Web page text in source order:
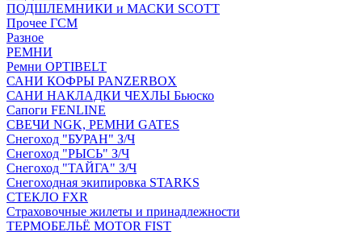
ПОДШЛЕМНИКИ и МАСКИ SCOTT
Прочее ГСМ
Разное
РЕМНИ
Ремни OPTIBELT
САНИ КОФРЫ PANZERBOX
САНИ НАКЛАДКИ ЧЕХЛЫ Бьюско
Сапоги FENLINE
СВЕЧИ NGK, РЕМНИ GATES
Снегоход "БУРАН" З/Ч
Снегоход "РЫСЬ" З/Ч
Снегоход "ТАЙГА" З/Ч
Снегоходная экипировка STARKS
СТЕКЛО FXR
Страховочные жилеты и принадлежности
ТЕРМОБЕЛЬЁ MOTOR FIST